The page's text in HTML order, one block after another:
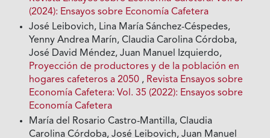
(2024): Ensayos sobre Economía Cafetera
José Leibovich, Lina María Sánchez-Céspedes,
Yenny Andrea Marín, Claudia Carolina Córdoba,
José David Méndez, Juan Manuel Izquierdo,
Proyección de productores y de la población en
hogares cafeteros a 2050 , Revista Ensayos sobre
Economía Cafetera: Vol. 35 (2022): Ensayos sobre
Economía Cafetera
María del Rosario Castro-Mantilla, Claudia
Carolina Córdoba, José Leibovich, Juan Manuel